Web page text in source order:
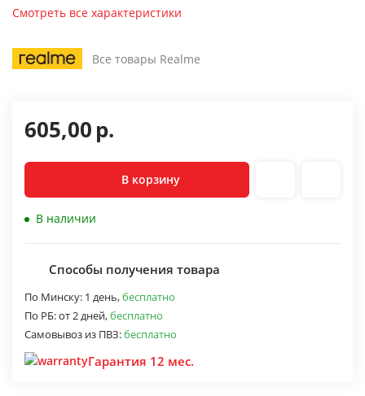
Смотреть все характеристики
Все товары Realme
605,00р.
В корзину
В наличии
Способы получения товара
По Минску: 1 день,бесплатно
По РБ:от 2 дней,бесплатно
Самовывоз из ПВЗ:бесплатно
Гарантия 12 мес.